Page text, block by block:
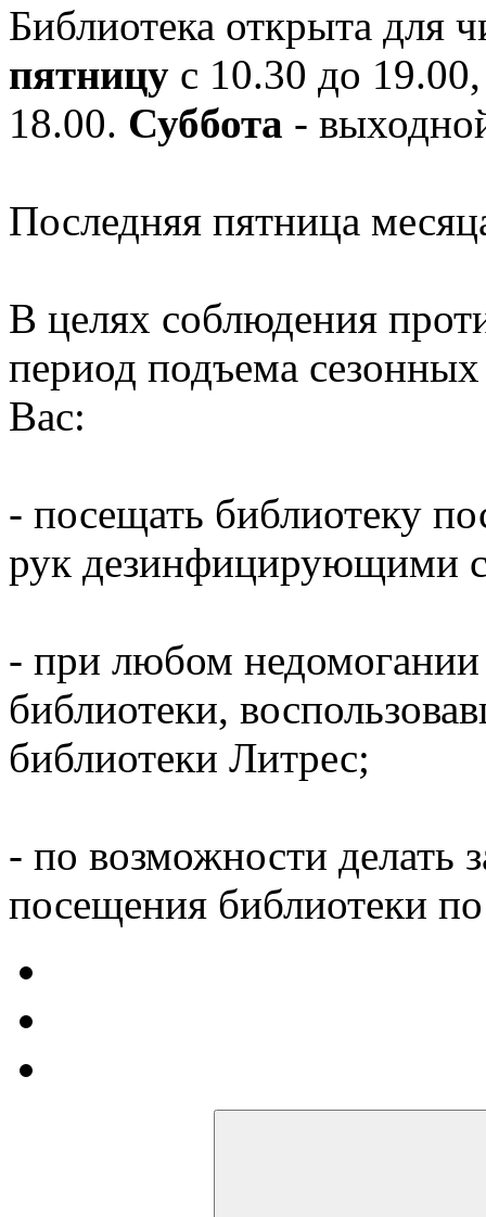
Библиотека открыта для
пятницу с 10.30 до
18.00. Суббота -
Последняя пятница
В целях соблюдения
период подъема
Вас:
- посещать библиотеку
рук дезинфицирующими
- при любом недомогании
библиотеки,
библиотеки Литрес;
- по возможности делать
посещения библиотеки